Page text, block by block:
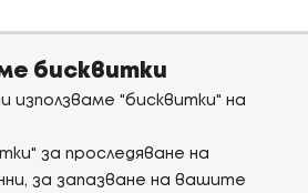
бисквитки
използваме "бисквитки" на
за проследяване на
за запазване на вашите